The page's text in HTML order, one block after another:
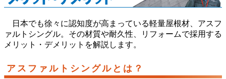
日本でも徐々に認知度が高まっている軽量屋根材、アスフ
ァルトシングル。その材質や耐久性、リフォームで採用する
メリット・デメリットを解説します。
アスファルトシングルとは？